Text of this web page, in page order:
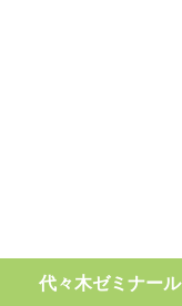
代々木ゼミナール